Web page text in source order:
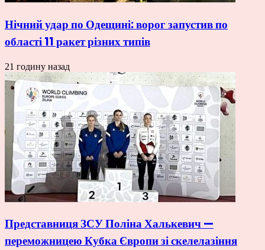
Нічний удар по Одещині: ворог запустив по
області 11 ракет різних типів
21 годину назад
Представниця ЗСУ Поліна Халькевич —
переможницею Кубка Європи зі скелелазіння